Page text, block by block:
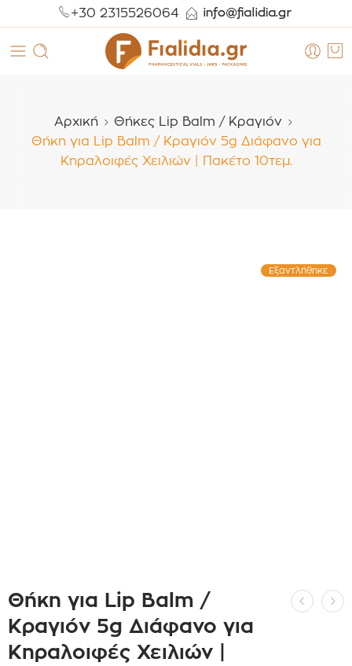
+30 2315526064
Αρχική
Θήκες Lip Balm / Κραγιόν
Θήκη για Lip Balm / Κραγιόν 5g Διάφανο για
Κηραλοιφές Χειλιών | Πακέτο 10τεμ.
Εξαντλήθηκε
Θήκη για Lip Balm /
Κραγιόν 5g Διάφανο για
Κηραλοιφές Χειλιών |